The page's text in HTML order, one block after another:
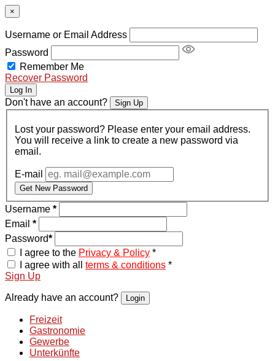
×
Username or Email Address
Password
Remember Me
Recover Password
Log In
Don't have an account? Sign Up
Lost your password? Please enter your email address.
You will receive a link to create a new password via
email.
E-mail
Get New Password
Username *
Email *
Password*
I agree to the Privacy & Policy *
I agree with all terms & conditions *
Sign Up
Already have an account? Login
Freizeit
Gastronomie
Gewerbe
Unterkünfte